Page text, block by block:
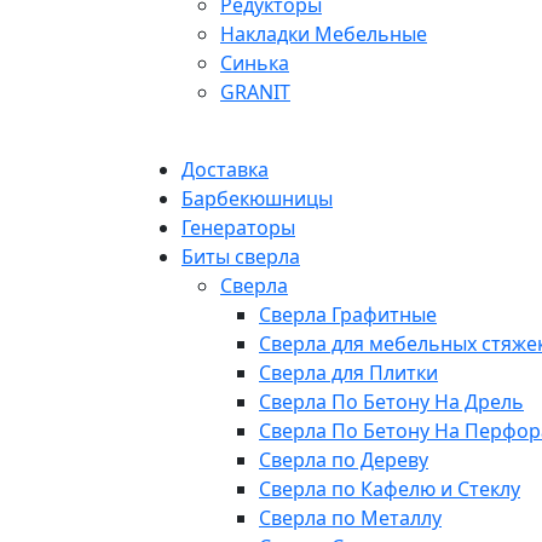
Накладки Мебельные
Синька
GRANIT
Доставка
Барбекюшницы
Генераторы
Биты сверла
Сверла
Сверла Графитные
Сверла для мебельных
Сверла для Плитки
Сверла По Бетону На Дрель
Сверла По Бетону На
Сверла по Дереву
Сверла по Кафелю и Стеклу
Сверла по Металлу